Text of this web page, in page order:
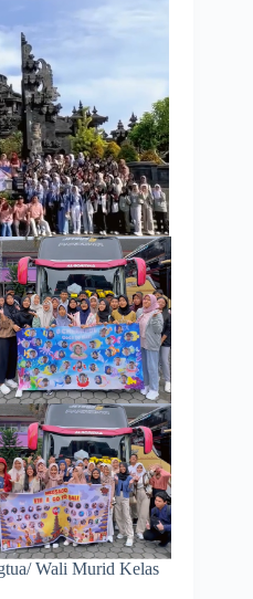
Wali Murid Kelas